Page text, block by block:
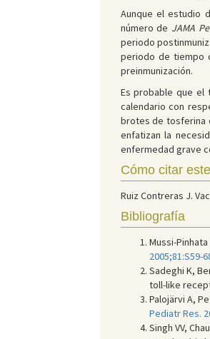
Aunque el estudio
número de JAMA
periodo
periodo de tiempo
preinmunización.
Es probable que el
calendario con
brotes de tosferina
enfatizan la
enfermedad grave
Cómo citar
Ruiz Contreras J.
Bibliografía
Mussi-
2005;81:S59-
Sadeghi K,
toll-like
Palojärvi A,
Pediatr Res.
Singh VV,